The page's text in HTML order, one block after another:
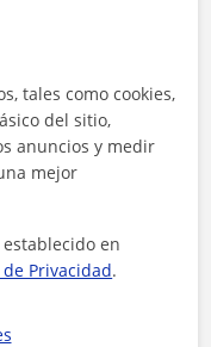
tales como cookies,
del sitio,
anuncios y medir
mejor
establecido en
Privacidad.